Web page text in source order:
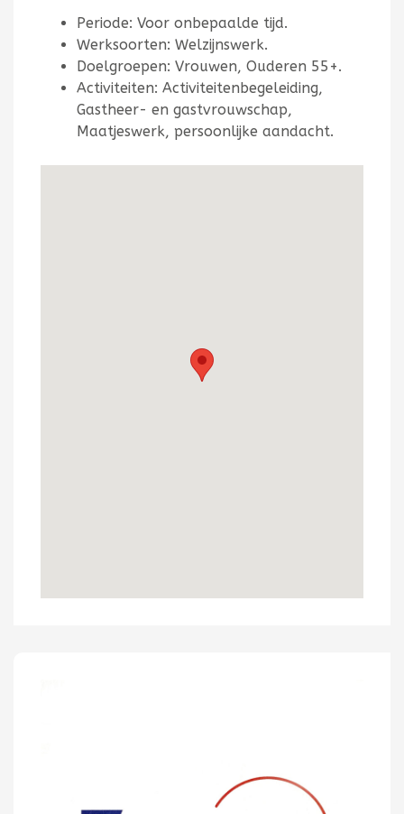
Periode: Voor onbepaalde tijd.
Werksoorten: Welzijnswerk.
Doelgroepen: Vrouwen, Ouderen 55+.
Activiteiten: Activiteitenbegeleiding,
Gastheer- en gastvrouwschap,
Maatjeswerk, persoonlijke aandacht.